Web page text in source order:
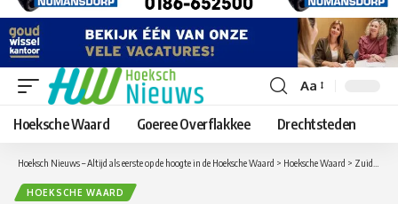
Lettergrootte
aanpassen
Aa
Hoeksche Waard Goeree Overflakkee Drechtsteden
Hoeksch Nieuws – Altijd als eerste op de hoogte in de Hoeksche Waard > Hoeksche Waard > Zuid-Holland: miljoen euro beschikbaar als Songfestival naar Rotterdam komt
HOEKSCHE WAARD